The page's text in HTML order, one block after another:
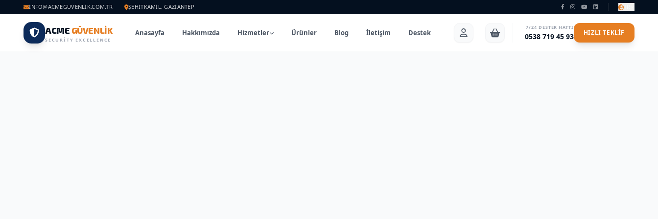
INFO@ACMEGUVENLIK.COM.TR ŞEHITKAMIL, GAZIANTEP
ACME GÜVENLİK
SECURITY EXCELLENCE
Anasayfa Hakkımızda Hizmetler Ürünler Blog İletişim Destek
7/24 DESTEK HATTI
0538 719 45 93 HIZLI TEKLIF